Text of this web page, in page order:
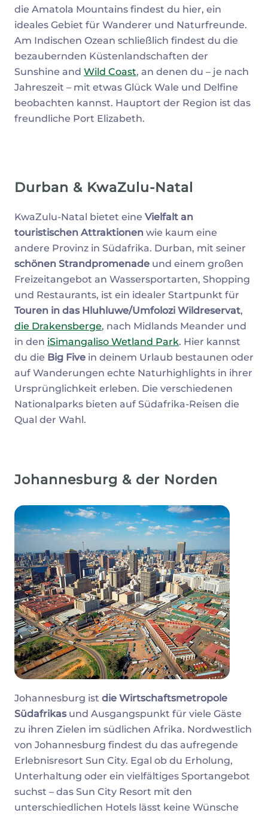
die Amatola Mountains findest du hier, ein
ideales Gebiet für Wanderer und Naturfreunde.
Am Indischen Ozean schließlich findest du die
bezaubernden Küstenlandschaften der
Sunshine and Wild Coast, an denen du – je nach
Jahreszeit – mit etwas Glück Wale und Delfine
beobachten kannst. Hauptort der Region ist das
freundliche Port Elizabeth.
Durban & KwaZulu-Natal
KwaZulu-Natal bietet eine Vielfalt an
touristischen Attraktionen wie kaum eine
andere Provinz in Südafrika. Durban, mit seiner
schönen Strandpromenade und einem großen
Freizeitangebot an Wassersportarten, Shopping
und Restaurants, ist ein idealer Startpunkt für
Touren in das Hluhluwe/Umfolozi Wildreservat,
die Drakensberge, nach Midlands Meander und
in den iSimangaliso Wetland Park. Hier kannst
du die Big Five in deinem Urlaub bestaunen oder
auf Wanderungen echte Naturhighlights in ihrer
Ursprünglichkeit erleben. Die verschiedenen
Nationalparks bieten auf Südafrika-Reisen die
Qual der Wahl.
Johannesburg & der Norden
Johannesburg ist die Wirtschaftsmetropole
Südafrikasund Ausgangspunkt für viele Gäste
zu ihren Zielen im südlichen Afrika. Nordwestlich
von Johannesburg findest du das aufregende
Erlebnisresort Sun City. Egal ob du Erholung,
Unterhaltung oder ein vielfältiges Sportangebot
suchst – das Sun City Resort mit den
unterschiedlichen Hotels lässt keine Wünsche